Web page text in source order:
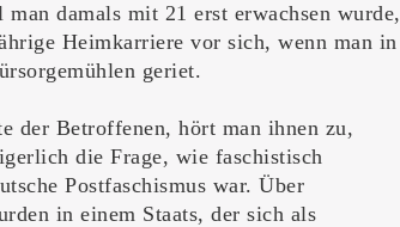
damals mit 21 erst erwachsen wurde,
Heimkarriere vor sich, wenn man in
geriet.
der Betroffenen, hört man ihnen zu,
die Frage, wie faschistisch
Postfaschismus war. Über
in einem Staats, der sich als